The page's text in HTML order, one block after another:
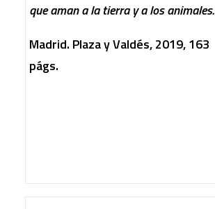
que aman a la tierra y a los animales.
Madrid. Plaza y Valdés, 2019, 163
págs.